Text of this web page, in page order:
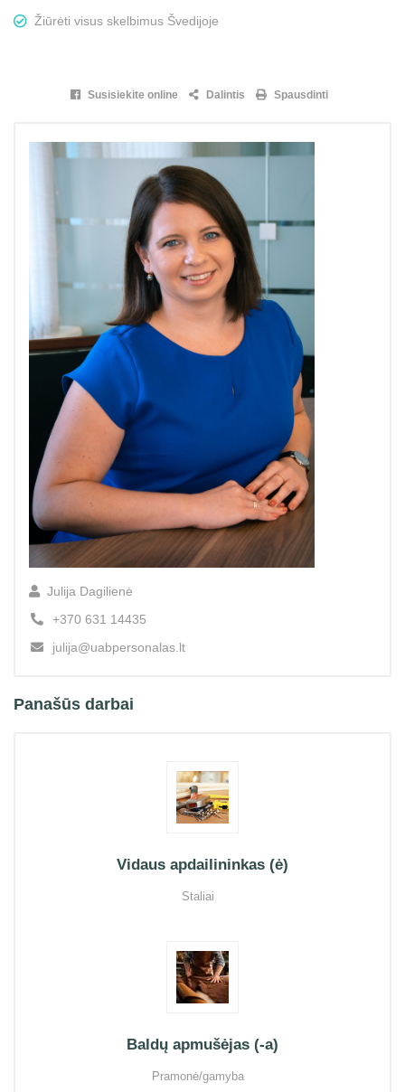
Žiūrėti visus skelbimus Švedijoje
Susisiekite online Dalintis Spausdinti
Julija Dagilienė
+370 631 14435
julija@uabpersonalas.lt
Panašūs darbai
Vidaus apdailininkas (ė)
Staliai
Baldų apmušėjas (-a)
Pramonė/gamyba